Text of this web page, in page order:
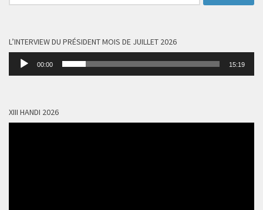
L’INTERVIEW DU PRÉSIDENT MOIS DE JUILLET 2026
Lecteur
00:00 15:19
XIII HANDI 2026